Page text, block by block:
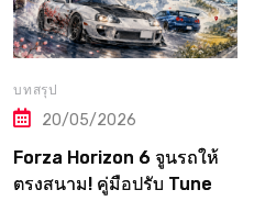
บทสรุป
20/05/2026
Forza Horizon 6 จูนรถให้
ตรงสนาม! คู่มือปรับ Tune